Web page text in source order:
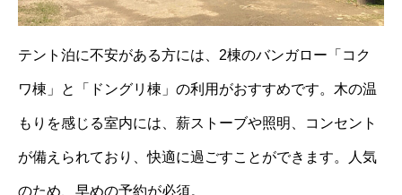
テント泊に不安がある方には、2棟のバンガロー「コク
ワ棟」と「ドングリ棟」の利用がおすすめです。 木の温
もりを感じる室内には、薪ストーブや照明、コンセント
が備えられており、快適に過ごすことができます。 人気
のため、早めの予約が必須。